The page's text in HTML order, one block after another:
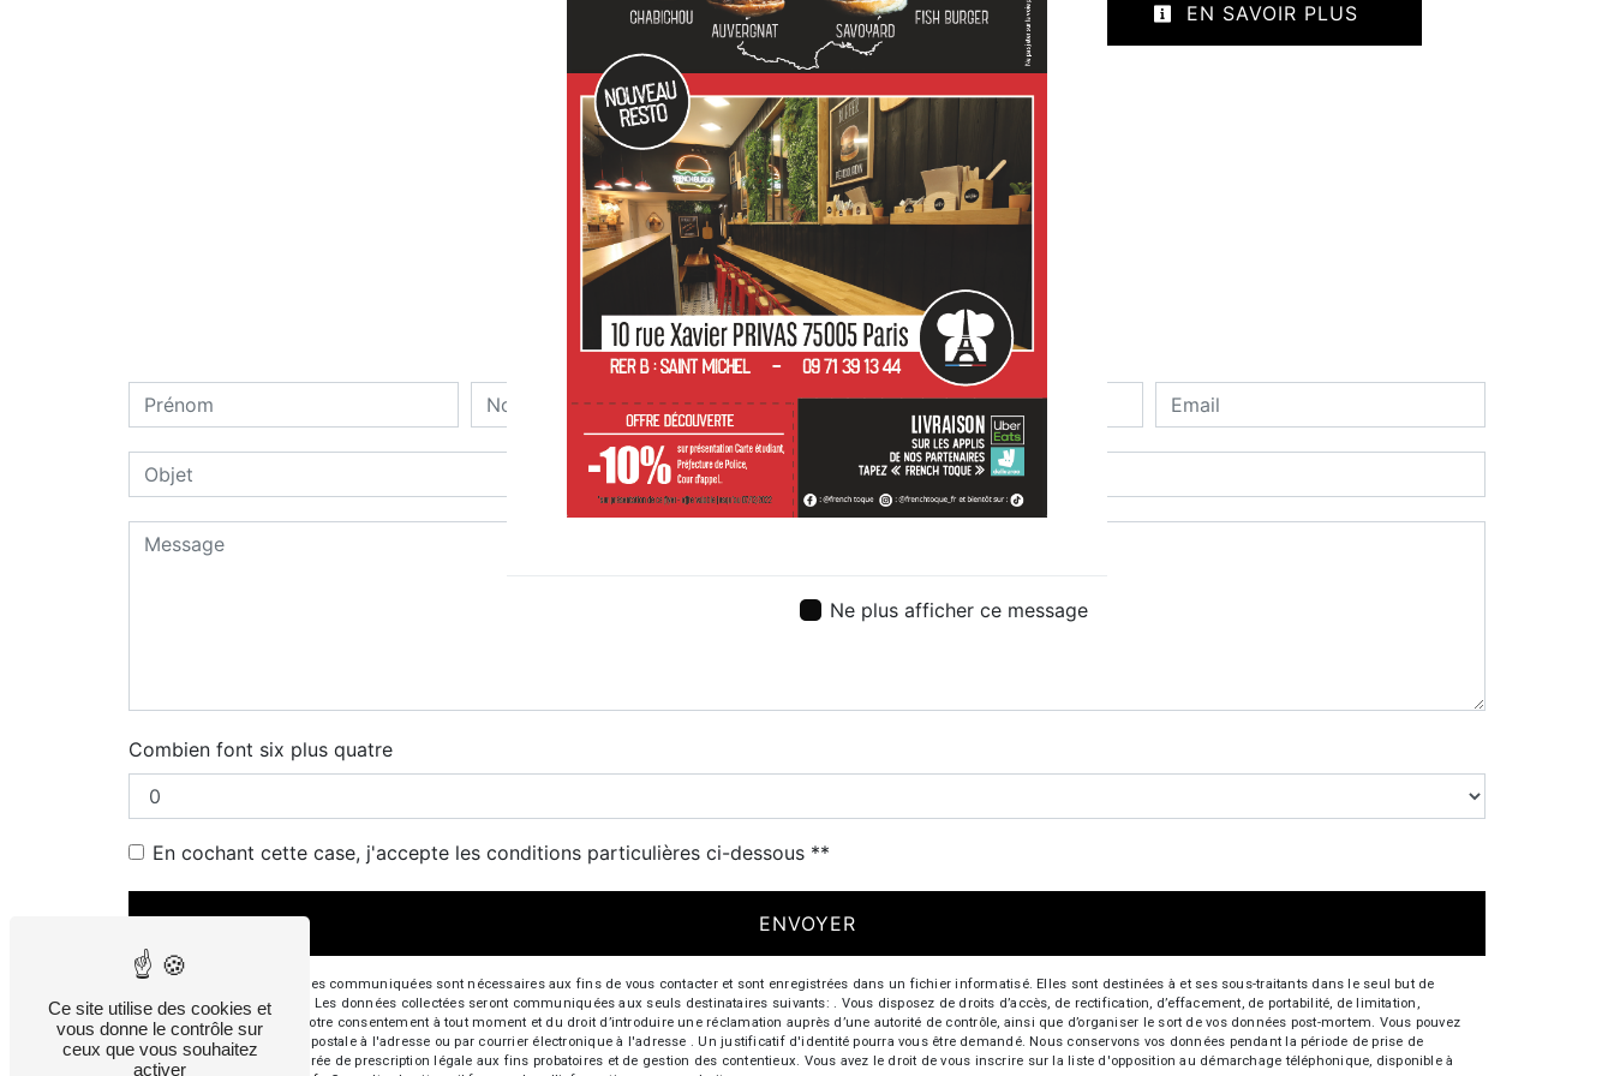
Ne plus afficher ce message
EN SAVOIR PLUS
Contactez nous
Combien font six plus quatre
En cochant cette case, j'accepte les conditions particulières ci-dessous **
ENVOYER
** Les données personnelles communiquées sont nécessaires aux fins de vous contacter et sont enregistrées dans un fichier informatisé. Elles sont destinées à et ses sous-traitants dans le seul but de
répondre à votre message. Les données collectées seront communiquées aux seuls destinataires suivants: . Vous disposez de droits d’accès, de rectification, d’effacement, de portabilité, de limitation,
d’opposition, de retrait de votre consentement à tout moment et du droit d’introduire une réclamation auprès d’une autorité de contrôle, ainsi que d’organiser le sort de vos données post-mortem. Vous pouvez
exercer ces droits par voie postale à l'adresse ou par courrier électronique à l'adresse . Un justificatif d'identité pourra vous être demandé. Nous conservons vos données pendant la période de prise de
contact puis pendant la durée de prescription légale aux fins probatoires et de gestion des contentieux. Vous avez le droit de vous inscrire sur la liste d'opposition au démarchage téléphonique, disponible à
Ce site utilise des cookies et
vous donne le contrôle sur
ceux que vous souhaitez
activer